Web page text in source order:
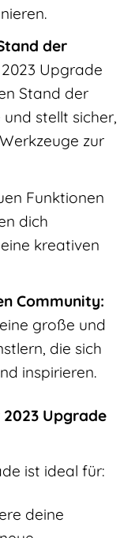
der
Upgrade
Stand der
stellt sicher,
zur
Funktionen
dich
kreativen
Community:
große und
die sich
inspirieren.
Upgrade
ist ideal für:
deine